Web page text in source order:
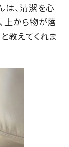
は、清潔を心
上から物が落
教えてくれま